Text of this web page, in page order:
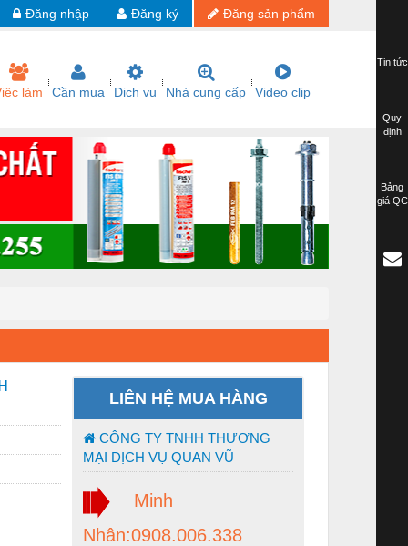
Đăng sản phẩm
Đăng ký
Đăng nhập
làm Cần mua Dịch vụ Nhà cung cấp Video clip
LIÊN HỆ MUA HÀNG
CÔNG TY TNHH THƯƠNG
MẠI DỊCH VỤ QUAN VŨ
Minh
Nhân:0908.006.338
Tin tức
Quy
định
Bảng
giá QC